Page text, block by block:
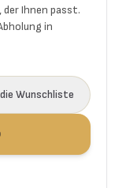
Ihnen passt.
in
Wunschliste